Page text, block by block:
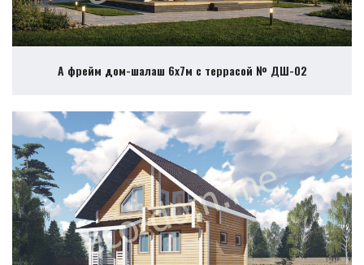
А фрейм дом-шалаш 6х7м с террасой № ДШ-02